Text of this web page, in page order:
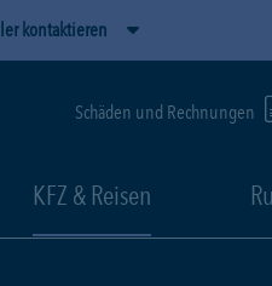
kontaktieren
Schäden und Rechnungen
KFZ & Reisen